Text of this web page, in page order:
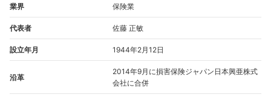
業界 保険業
代表者 佐藤 正敏
設立年月 1944年2月12日
沿革
2014年9月に損害保険ジャパン日本興亜株式
会社に合併